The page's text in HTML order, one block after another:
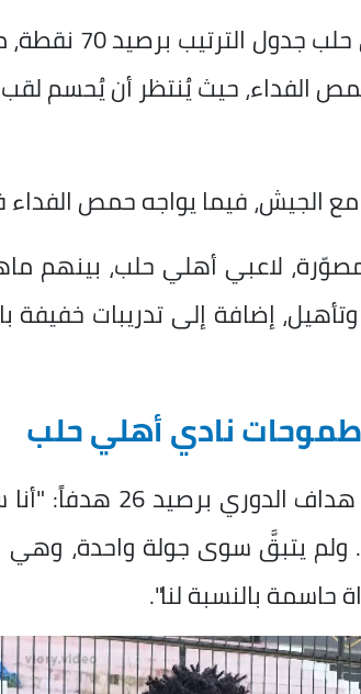
ويتصدر نادي
الفداء، حيث يُنتظر أن يُحسم لقب
الجيش، فيما يواجه حمص
لاعبي أهلي حلب، بينهم
إضافة إلى تدريبات خفيفة
نادي أهلي حلب
وقال ماهوب وهو
يتبقَّ سوى جولة واحدة، وهي
حاسمة بالنسبة لنا".